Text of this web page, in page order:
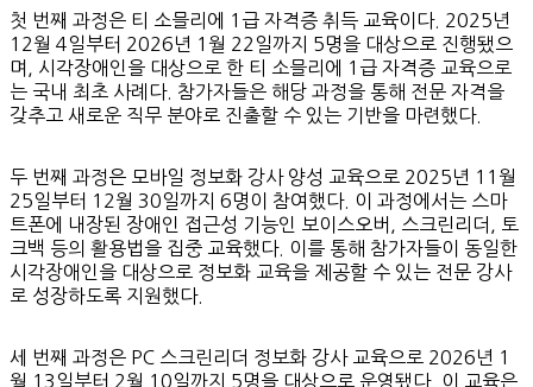
첫 번째 과정은 티 소믈리에 1급 자격증 취득 교육이다. 2025년
12월 4일부터 2026년 1월 22일까지 5명을 대상으로 진행됐으
며, 시각장애인을 대상으로 한 티 소믈리에 1급 자격증 교육으로
는 국내 최초 사례다. 참가자들은 해당 과정을 통해 전문 자격을
갖추고 새로운 직무 분야로 진출할 수 있는 기반을 마련했다.
두 번째 과정은 모바일 정보화 강사 양성 교육으로 2025년 11월
25일부터 12월 30일까지 6명이 참여했다. 이 과정에서는 스마
트폰에 내장된 장애인 접근성 기능인 보이스오버, 스크린리더, 토
크백 등의 활용법을 집중 교육했다. 이를 통해 참가자들이 동일한
시각장애인을 대상으로 정보화 교육을 제공할 수 있는 전문 강사
로 성장하도록 지원했다.
세 번째 과정은 PC 스크린리더 정보화 강사 교육으로 2026년 1
월 13일부터 2월 10일까지 5명을 대상으로 운영됐다. 이 교육은